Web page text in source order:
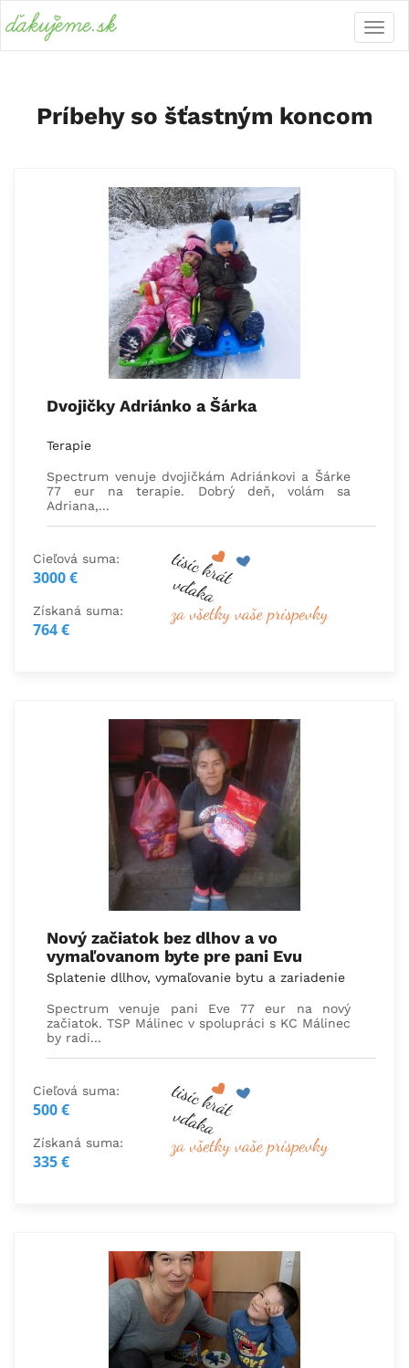
Príbehy so šťastným koncom
Dvojičky Adriánko a Šárka
Terapie
Spectrum venuje dvojičkám Adriánkovi a Šárke
77 eur na terapie. Dobrý deň, volám sa
Adriana,...
Cieľová suma:
3000 €
Získaná suma:
764 €
Nový začiatok bez dlhov a vo
vymaľovanom byte pre pani Evu
Splatenie dllhov, vymaľovanie bytu a zariadenie
Spectrum venuje pani Eve 77 eur na nový
začiatok. TSP Málinec v spolupráci s KC Málinec
by radi...
Cieľová suma:
500 €
Získaná suma:
335 €